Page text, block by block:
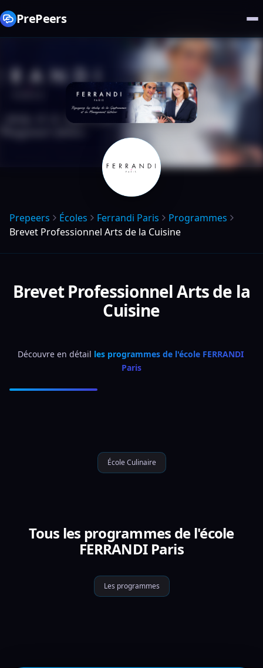
PrePeers
Prepeers Écoles Ferrandi Paris
Programmes
Brevet Professionnel Arts de la Cuisine
Brevet Professionnel Arts de la
Cuisine
Découvre en détail les programmes de l'école FERRANDI
Paris
École Culinaire
Tous les programmes de l'école
FERRANDI Paris
Les programmes